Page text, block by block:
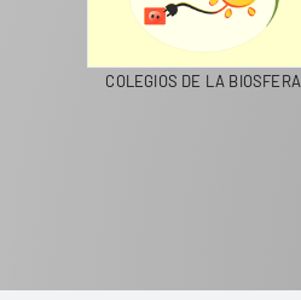
COLEGIOS DE LA BIOSFERA